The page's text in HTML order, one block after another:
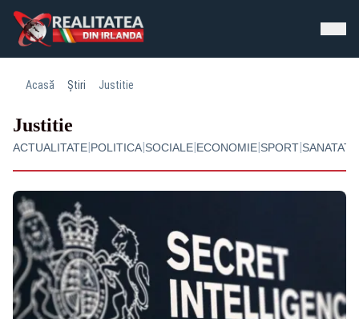
Acasă Știri Justitie
Justitie
ACTUALITATE|POLITICA|SOCIALE|ECONOMIE|SPORT|SANATATE